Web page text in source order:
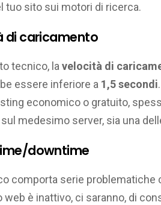
tuo sito sui motori di ricerca.
di caricamento
tecnico, lavelocità di
essere inferiore a 1,5 secondi
economico o gratuito,
sul medesimo server, sia una
downtime
comporta serie problematiche
è inattivo, ci saranno, di